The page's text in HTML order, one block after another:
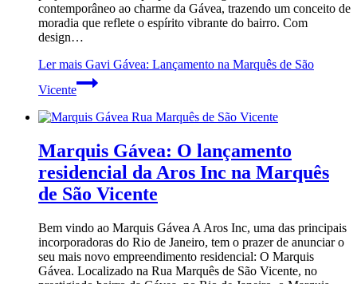
contemporâneo ao charme da Gávea, trazendo um conceito de
moradia que reflete o espírito vibrante do bairro. Com
design…
Ler mais Gavi Gávea: Lançamento na Marquês de São
Vicente
Marquis Gávea: O lançamento
residencial da Aros Inc na Marquês
de São Vicente
Bem vindo ao Marquis Gávea A Aros Inc, uma das principais
incorporadoras do Rio de Janeiro, tem o prazer de anunciar o
seu mais novo empreendimento residencial: O Marquis
Gávea. Localizado na Rua Marquês de São Vicente, no